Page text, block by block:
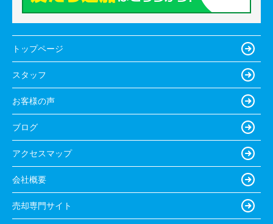
トップページ
スタッフ
お客様の声
ブログ
アクセスマップ
会社概要
売却専門サイト